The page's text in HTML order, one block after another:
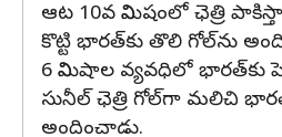
ఆట 10వ నిమిషంలో ఛెత్రి
కొట్టి భారత్‌కు తొలి గోల్‌ను
6 నిమిషాల వ్యవధిలో భారత్‌కు
సునీల్ ఛెత్రి గోల్‌గా మలిచి
అందించాడు.